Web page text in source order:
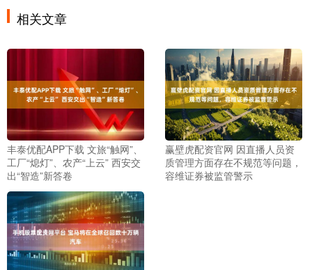
相关文章
丰泰优配APP下载 文旅“触网”、
工厂“熄灯”、农产“上云” 西安交
出“智造”新答卷
赢壁虎配资官网 因直播人员资
质管理方面存在不规范等问题，
容维证券被监管警示